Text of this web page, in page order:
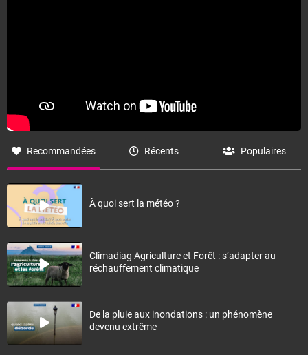
Recommandées Récents Populaires
À quoi sert la météo ?
Climadiag Agriculture et Forêt : s’adapter au
réchauffement climatique
De la pluie aux inondations : un phénomène
devenu extrême